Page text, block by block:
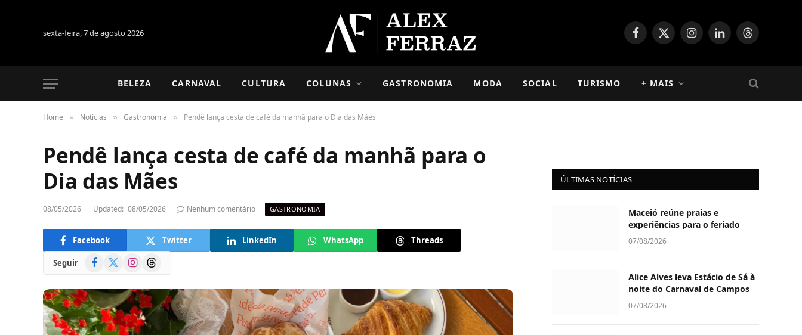
sexta-feira, 7 de agosto 2026 Facebook
X
InstagramLinkedInThreads
BELEZA CARNAVAL CULTURA COLUNAS GASTRONOMIA MODA SOCIAL TURISMO + MAIS
Home » Notícias » Gastronomia » Pendê lança cesta de café da manhã para o Dia das Mães
Pendê lança cesta de café da manhã para o
Dia das Mães
08/05/2026 Updated: 08/05/2026 Nenhum comentário GASTRONOMIA
Facebook Twitter LinkedIn WhatsApp Threads
Seguir Facebook
(Twitter)
InstagramThreads
ÚLTIMAS NOTÍCIAS
Maceió reúne praias e
experiências para o feriado
07/08/2026
Alice Alves leva Estácio de Sá à
noite do Carnaval de Campos
07/08/2026